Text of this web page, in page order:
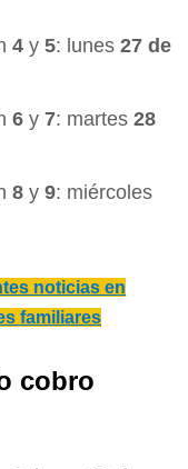
4 y 5: lunes 27 de
6 y 7: martes 28
8 y 9: miércoles
noticias en
familiares
cobro